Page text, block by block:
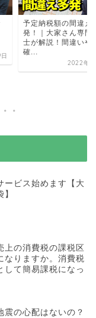
予定納税額の間違え
発！｜大家さん専門
士が解説！間違いや
確...
2022年3
ービス始めます【大
上の消費税の課税区
なりますか。消費税
して簡易課税になっ
震の心配はないの？